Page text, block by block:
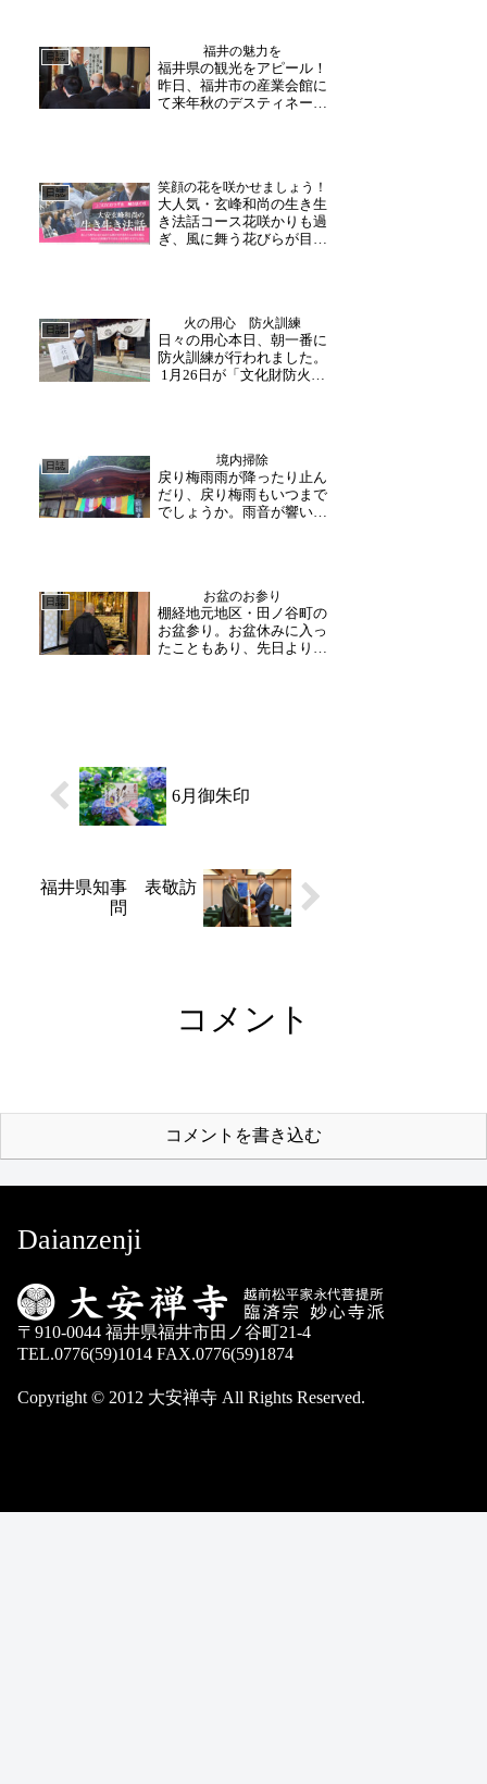
だけます。ぜひご利用くだ
さい。3日から5日にはお寺
でお楽しみいただけるコ
ン...
日誌 福井の魅力を
福井県の観光をアピール！
昨日、福井市の産業会館に
て来年秋のデスティネーシ
方が参加されました。今
日・明日と県内の観光地等
を視察するレクレーション
が...
日誌 笑顔の花を咲かせましょう！
大人気・玄峰和尚の生き生
き法話コース花咲かりも過
ぎ、風に舞う花びらが目を
お問合せやご予約を頂くよ
うになりました。特に幅広
い世代の方々が参加下さ
る...
日誌 火の用心 防火訓練
日々の用心本日、朝一番に
防火訓練が行われました。
1月26日が「文化財防火デ
し下さりました。皆様の御
指導の下、初期消火・火災
場所の確認・避難誘導・...
日誌 境内掃除
戻り梅雨雨が降ったり止ん
だり、戻り梅雨もいつまで
でしょうか。雨音が響いた
して下さいました。小雨が
降る中でしたが、お堂の後
ろ・山側の側溝の掃除をし
て...
日誌 お盆のお参り
棚経地元地区・田ノ谷町の
お盆参り。お盆休みに入っ
たこともあり、先日よりも
ご自宅を一軒一軒まわられ
ま...
6月御朱印
福井県知事 表敬訪
問
コメント
コメントを書き込む
Daianzenji
〒910-0044 福井県福井市田ノ谷町21-4
TEL.0776(59)1014 FAX.0776(59)1874
Copyright © 2012 大安禅寺 All Rights Reserved.